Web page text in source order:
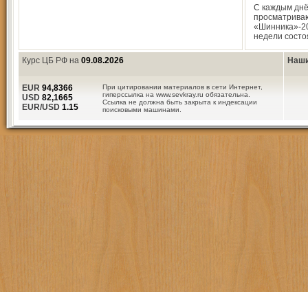
С каждым
«Шинника»-
недели
Курс ЦБ РФ на 09.08.2026
При цитировании материалов в сети Интернет,
гиперссылка на www.sevkray.ru обязательна.
Ссылка не должна быть закрыта к индексации
поисковыми машинами.
EUR 94,8366
USD 82,1665
EUR/USD 1.15